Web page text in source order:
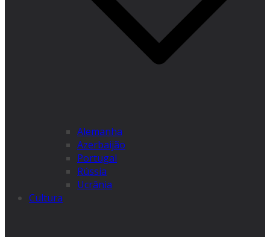
Alemanha
Azerbaijão
Portugal
Rússia
Ucrânia
Cultura